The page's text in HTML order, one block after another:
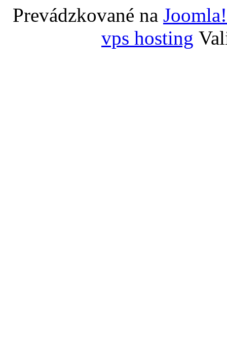
Prevádzkované na Joomla!
vps hosting